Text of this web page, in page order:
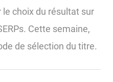
choix du résultat sur
Cette semaine,
de sélection du titre.